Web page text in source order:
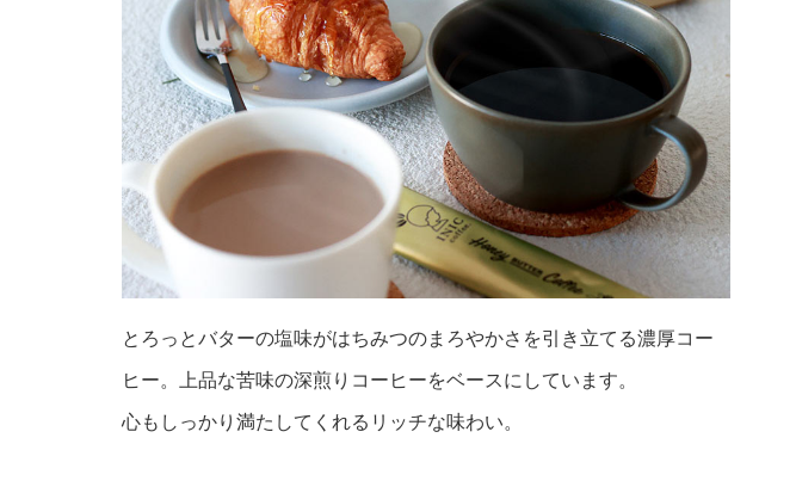
とろっとバターの塩味がはちみつのまろやかさを引き立てる濃厚コー
ヒー。上品な苦味の深煎りコーヒーをベースにしています。
心もしっかり満たしてくれるリッチな味わい。